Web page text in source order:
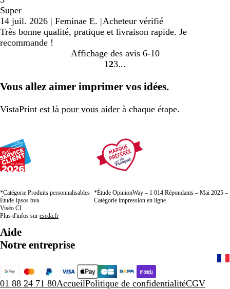
Super
14 juil. 2026 | Feminae E. |Acheteur vérifié
Très bonne qualité, pratique et livraison rapide. Je
recommande !
Affichage des avis 6-10
Accéder
la
1 Accéder
la
2Accéder
la
3
Vous allez aimer imprimer vos idées.
VistaPrint est là pour vous aider à chaque étape.
*Catégorie Produits personnalisables
Étude Ipsos bva
Viséo CI
Plus d'infos sur escda.fr
*Étude OpinionWay – 1 014 Répondants – Mai 2025 –
Catégorie impression en ligne
Aide
Notre entreprise
01 88 24 71 80AccueilPolitique de confidentialitéCGV